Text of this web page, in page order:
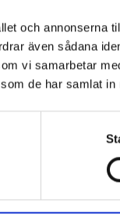
och annonserna
även sådana
vi samarbetar
de har samlat